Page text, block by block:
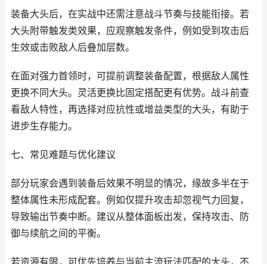
装备大头后，在实战中还需注意战斗节奏与技能衔接。若
大头附带触发类效果，应观察触发条件，例如受到攻击后
生效或击败敌人后叠加层数。
在面对强力首领时，可提前调整装备配置，根据敌人属性
更换不同大头。灵活更换比固定搭配更有优势。战斗前查
看敌人特性，再选择对应抗性或增益类型的大头，有助于
进步生存能力。
七、常见难题与优化建议
部分玩家会遇到装备后效果不明显的情况，缘故多半在于
整体属性未形成配套。例如仅提升攻击却忽视气力回复，
导致输出节奏中断。建议从整体面板出发，保持攻击、防
御与续航之间的平衡。